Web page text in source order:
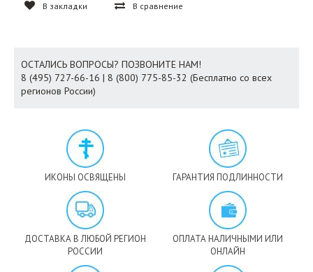
В закладки В сравнение
ОСТАЛИСЬ ВОПРОСЫ? ПОЗВОНИТЕ НАМ!
8 (495) 727-66-16 | 8 (800) 775-85-32 (Бесплатно со всех
регионов России)
ИКОНЫ ОСВЯЩЕНЫ ГАРАНТИЯ ПОДЛИННОСТИ
ДОСТАВКА В ЛЮБОЙ РЕГИОН
РОССИИ
ОПЛАТА НАЛИЧНЫМИ ИЛИ
ОНЛАЙН